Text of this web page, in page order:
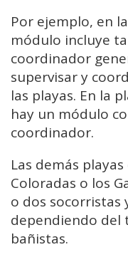
Por ejemplo, en
módulo incluye
coordinador
supervisar y
las playas. En la
hay un módulo
coordinador.
Las demás
Coloradas o los
o dos socorristas
dependiendo del
bañistas.